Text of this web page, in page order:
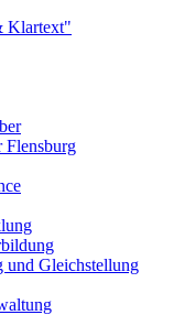
Klartext"
Flensburg
und Gleichstellung